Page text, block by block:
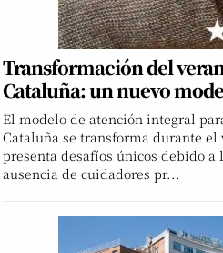
Transformación del
Cataluña: un nuevo
El modelo de atención integral
Cataluña se transforma durante el
presenta desafíos únicos debido
ausencia de cuidadores pr...